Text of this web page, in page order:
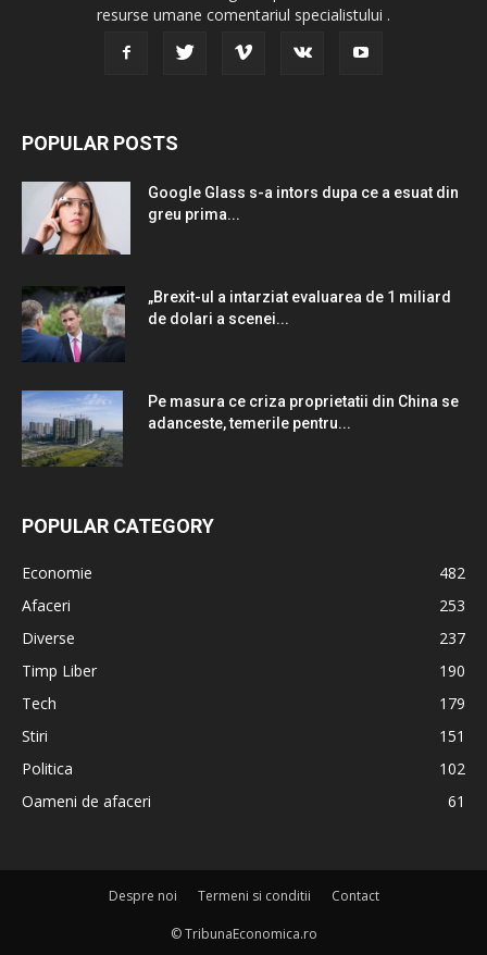
resurse umane comentariul specialistului .
POPULAR POSTS
Google Glass s-a intors dupa ce a esuat din
greu prima...
„Brexit-ul a intarziat evaluarea de 1 miliard
de dolari a scenei...
Pe masura ce criza proprietatii din China se
adanceste, temerile pentru...
POPULAR CATEGORY
Economie
482
Afaceri
253
Diverse
237
Timp Liber
190
Tech
179
Stiri
151
Politica
102
Oameni de afaceri
61
Despre noi Termeni si conditii Contact
© TribunaEconomica.ro